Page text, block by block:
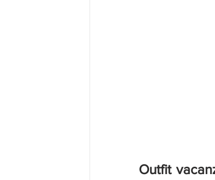
Outfit